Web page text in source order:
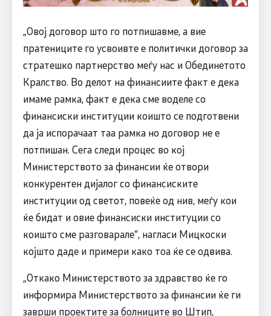
„Овој договор што го потпишавме, а вие
пратениците го усвоивте е политички договор за
стратешко партнерство меѓу нас и Обединетото
Кралство. Во делот на финансиите факт е дека
имаме рамка, факт е дека сме воделе со
финансиски институции коишто се подготвени
да ја испорачаат таа рамка но договор не е
потпишан. Сега следи процес во кој
Министерството за финансии ќе отвори
конкурентен дијалог со финансиските
институции од светот, повеќе од нив, меѓу кои
ќе бидат и овие финансиски институции со
коишто сме разговарале“, нагласи Мицкоски
којшто даде и примери како тоа ќе се одвива.
„Откако Министерството за здравство ќе го
информира Министерството за финансии ќе ги
заврши проектите за болниците во Штип,